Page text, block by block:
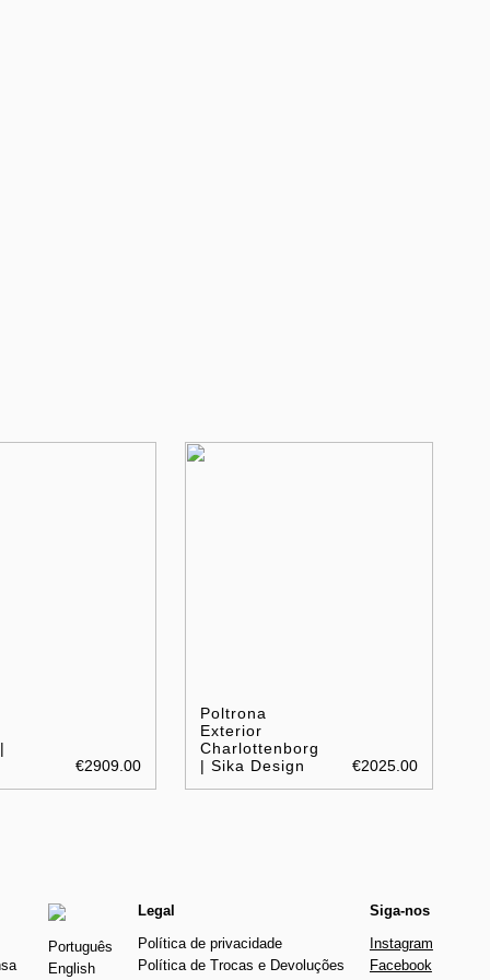
€2909.00
Poltrona
Exterior
Charlottenborg
| Sika Design
€2025.00
Português
English
Legal
Política de privacidade
Política de Trocas e Devoluções
Siga-nos
Instagram
Facebook